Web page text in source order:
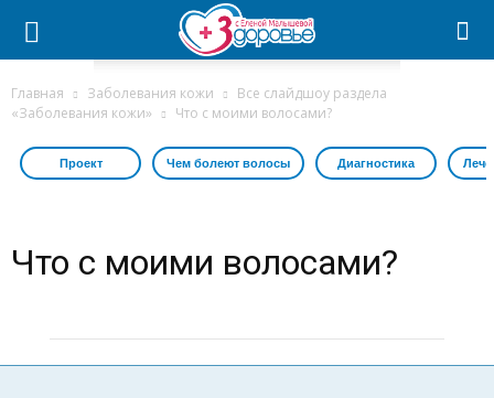
Главная Заболевания кожи
Все слайдшоу раздела
«Заболевания кожи»
Что с моими волосами?
Проект Чем болеют волосы Диагностика
Что с моими волосами?